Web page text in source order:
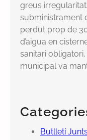
greus
subministrament
perdut prop de
d’aigua en
sanitari
municipal va
Butlletí